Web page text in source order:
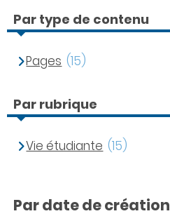
Par type de contenu
Pages (15)
Par rubrique
Vie étudiante (15)
Par date de création